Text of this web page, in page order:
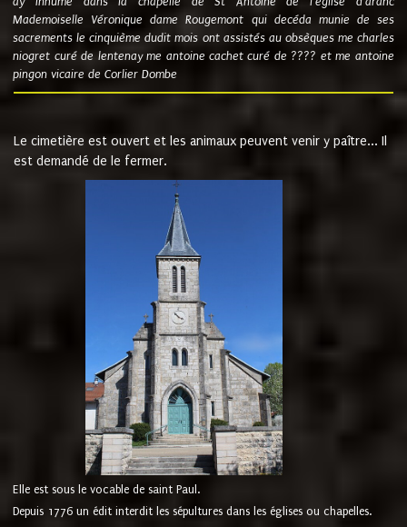
Mademoiselle Véronique dame Rougemont qui decéda munie de ses
sacrements le cinquième dudit mois ont assistés au obsèques me charles
niogret curé de lentenay me antoine cachet curé de ???? et me antoine
pingon vicaire de Corlier Dombe
Le cimetière est ouvert et les animaux peuvent venir y paître... Il
est demandé de le fermer.
Elle est sous le vocable de saint Paul.
Depuis 1776 un édit interdit les sépultures dans les églises ou chapelles.